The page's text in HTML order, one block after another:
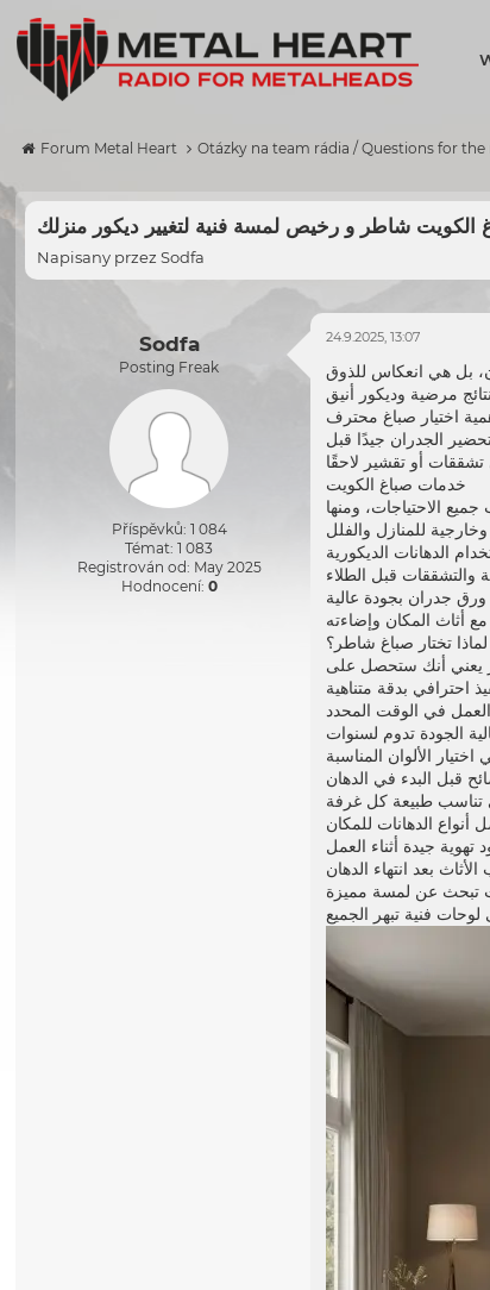
Forum Metal Heart Otázky na team rádia / Questions for
الكويت شاطر و رخيص لمسة فنية لتغيير ديكور منزلك
Napisany przezSodfa
Sodfa
Posting Freak
Příspěvků: 1 084
Témat: 1 083
Registrován od: May 2025
Hodnocení: 0
24.9.2025, 13:07
بل هي انعكاس للذوق
اختيار صباغ محترف
الجدران جيدًا قبل
خدمات صباغ الكويت
لماذا تختار صباغ شاطر ؟
قبل البدء في الدهان
تبحث عن لمسة مميزة